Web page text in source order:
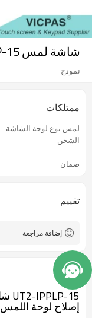
شاشة لمس UT2-IPPLP-15
نموذج
ممتلكات
لمس نوع لوحة الشاشة
الشحن
ضمان
تقييم
إضافة مراجعة
وصف
إصلاح لوحة اللمس